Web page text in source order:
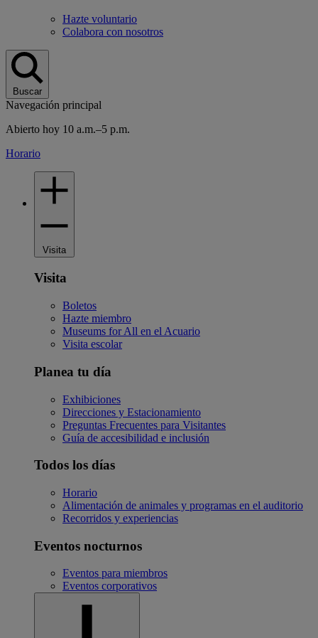
Hazte voluntario
Colabora con nosotros
Buscar
Navegación principal
Abierto hoy 10 a.m.–5 p.m.
Horario
Visita
Visita
Boletos
Hazte miembro
Museums for All en el Acuario
Visita escolar
Planea tu día
Exhibiciones
Direcciones y Estacionamiento
Preguntas Frecuentes para Visitantes
Guía de accesibilidad e inclusión
Todos los días
Horario
Alimentación de animales y programas en el auditorio
Recorridos y experiencias
Eventos nocturnos
Eventos para miembros
Eventos corporativos